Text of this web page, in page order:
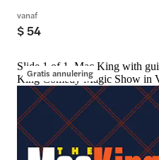
vanaf
$ 54
Gratis annulering
Slide 1 of 1, Mac King with
King Comedy Magic Show in